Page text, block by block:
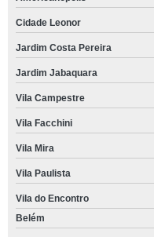
Cidade Leonor
Jardim Costa Pereira
Jardim Jabaquara
Vila Campestre
Vila Facchini
Vila Mira
Vila Paulista
Vila do Encontro
Belém